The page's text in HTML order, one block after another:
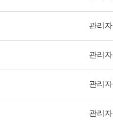
관리자
관리자
관리자
관리자